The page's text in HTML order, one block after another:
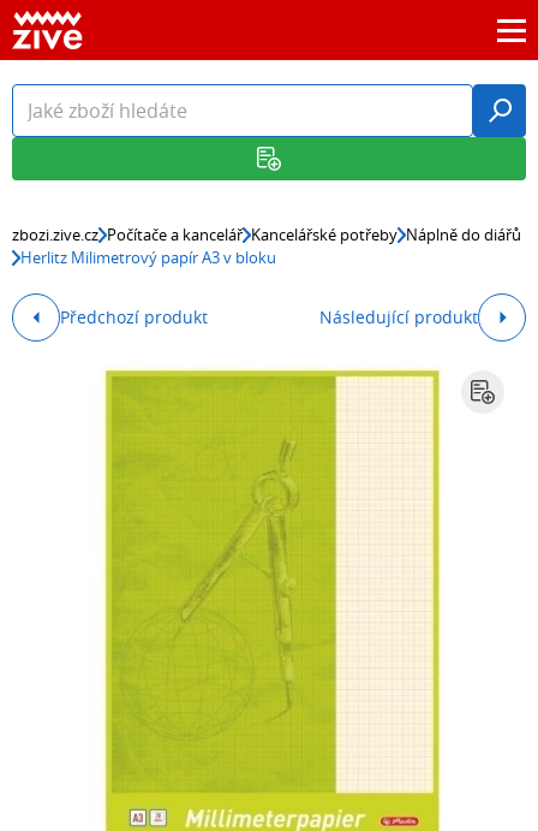
zbozi.zive.cz Počítače a kancelář Kancelářské potřeby Náplně do diářů
Herlitz Milimetrový papír A3 v bloku
Předchozí produkt Následující produkt